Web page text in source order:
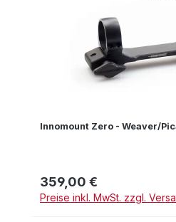
Innomount Zero - Weaver/
Regulärer Preis:
359,00 €
Preise inkl. MwSt. zzgl.